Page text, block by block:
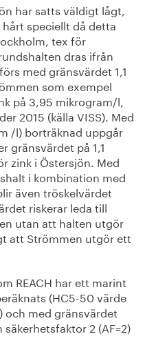
har satts väldigt lågt,
speciellt då detta
tex för
dras ifrån
med gränsvärdet 1,1
som exempel
på 3,95 mikrogram/l,
2015 (källa VISS). Med
/l) borträknad uppgår
gränsvärdet på 1,1
zink i Östersjön. Med
i kombination med
även tröskelvärdet
riskerar leda till
utan att halten utgör
att Strömmen utgör ett
REACH har ett marint
(HC5-50 värde
med gränsvärdet
2 (AF=2)